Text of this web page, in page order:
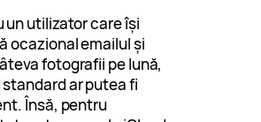
un utilizator care își
ocazional emailul și
fotografii pe lună,
standard ar putea fi
Însă, pentru